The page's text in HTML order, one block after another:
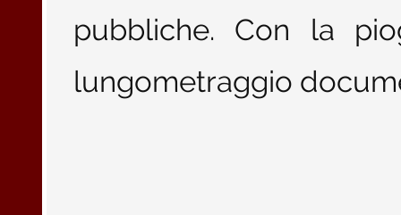
pubbliche. Con la
lungometraggio